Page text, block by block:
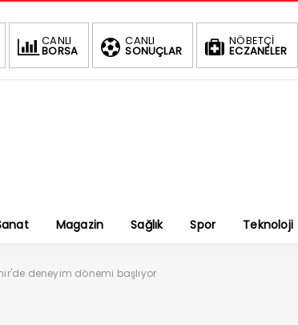
CANLI
BORSA
CANLI
SONUÇLAR
NÖBETÇİ
ECZANELER
Magazin Sağlık Spor Teknoloji
deneyim dönemi başlıyor